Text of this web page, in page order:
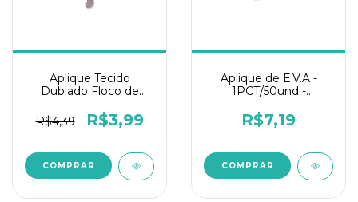
Aplique Tecido
Dublado Floco de
1PCT/50und-Branco
R$4,39 R$3,99
Aplique de E.V.A -
1PCT/50und -
Rosa
R$7,19